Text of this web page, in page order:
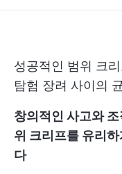
성공적인 범위 크
탐험 장려 사이의
창의적인 사고와
위 크리프를 유리
다